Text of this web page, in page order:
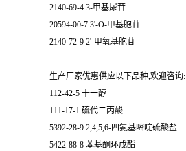
2140-69-4 3-甲基尿苷
20594-00-7 3'-O-甲基胞苷
2140-72-9 2'-甲氧基胞苷
生产厂家优惠供应以下品种,欢迎咨询:
112-42-5 十一醇
111-17-1 硫代二丙酸
5392-28-9 2,4,5,6-四氨基嘧啶硫酸盐
5422-88-8 苯基酮环戊酯